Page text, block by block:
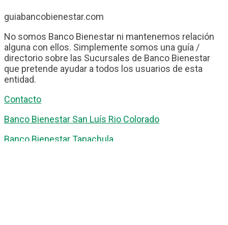
guiabancobienestar.com
No somos Banco Bienestar ni mantenemos relación
alguna con ellos. Simplemente somos una guía /
directorio sobre las Sucursales de Banco Bienestar
que pretende ayudar a todos los usuarios de esta
entidad.
Contacto
Banco Bienestar San Luís Rio Colorado
Banco Bienestar Tapachula